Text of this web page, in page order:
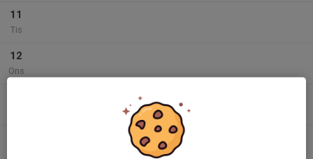
11
Tis
12
Ons
Extra Fotbollsträning under sportlovet
Konstgräset Stenkullen
Fotbollsträning
Konstgräset Stenkullen